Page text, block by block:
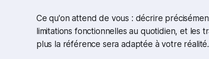
Ce qu'on attend de vous : décrire
limitations fonctionnelles au quotidien, et les
plus la référence sera adaptée à votre réalité.